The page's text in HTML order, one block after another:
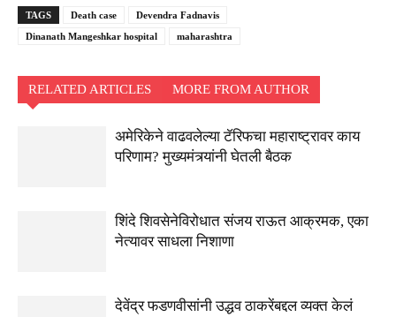
TAGS Death case
Devendra Fadnavis
Dinanath Mangeshkar hospital
maharashtra
RELATED ARTICLES MORE FROM AUTHOR
अमेरिकेने वाढवलेल्या टॅरिफचा महाराष्ट्रावर काय
परिणाम? मुख्यमंत्र्यांनी घेतली बैठक
शिंदे शिवसेनेविरोधात संजय राऊत आक्रमक, एका
नेत्यावर साधला निशाणा
देवेंद्र फडणवीसांनी उद्धव ठाकरेंबद्दल व्यक्त केलं